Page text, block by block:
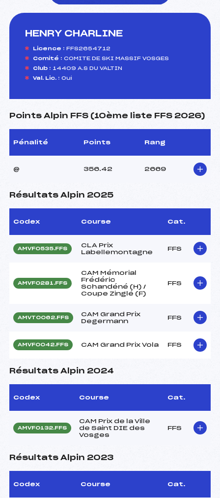
HENRY CHARLINE
Licence : FFS2654712
Comité : COMITE DE SKI MASSIF VOSGES
Club : 14409 A.S DU VALTIN
Val. Lic. : Oui
Points Alpin FFS (10ème liste FFS 2026)
Pénalité Points Rang
@ 356.42 2669
Résultats Alpin 2025
Codex Course Cat.
AMVF0535.FFS
CLA Prix
Labellemontagne
FFS
AMVF0281.FFS
CAM Mémorial
Frédéric
Schandéné (H) /
Coupe Zinglé (F)
FFS
AMVT0062.FFS
CAM Grand Prix
Degermann
FFS
AMVF0042.FFS CAM Grand Prix Vola FFS
Résultats Alpin 2024
Codex Course Cat.
AMVF0132.FFS
CAM Prix de la Ville
de Saint DIE des
Vosges
FFS
Résultats Alpin 2023
Codex Course Cat.